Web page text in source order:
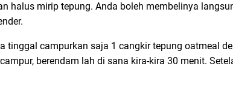
halus mirip tepung. Anda boleh membelinya
campurkan saja 1 cangkir tepung oatmeal
berendam lah di sana kira-kira 30 menit.